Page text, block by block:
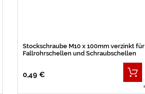
Stockschraube M10 x 100mm verzinkt für
Fallrohrschellen und Schraubschellen
0,49 €